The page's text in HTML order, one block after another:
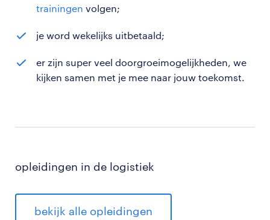
trainingen volgen;
je word wekelijks uitbetaald;
er zijn super veel doorgroeimogelijkheden, we
kijken samen met je mee naar jouw toekomst.
opleidingen in de logistiek
bekijk alle opleidingen